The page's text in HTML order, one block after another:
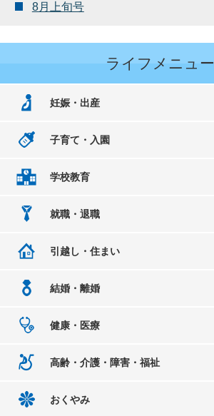
8月上旬号
ライフメニュー
妊娠・出産
子育て・入園
学校教育
就職・退職
引越し・住まい
結婚・離婚
健康・医療
高齢・介護・障害・福祉
おくやみ